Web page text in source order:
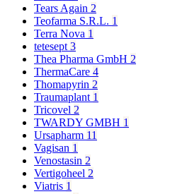
Tears Again 2
Teofarma S.R.L. 1
Terra Nova 1
tetesept3
Thea Pharma GmbH 2
ThermaCare 4
Thomapyrin 2
Traumaplant 1
Tricovel 2
TWARDY GMBH 1
Ursapharm 11
Vagisan 1
Venostasin 2
Vertigoheel 2
Viatris 1